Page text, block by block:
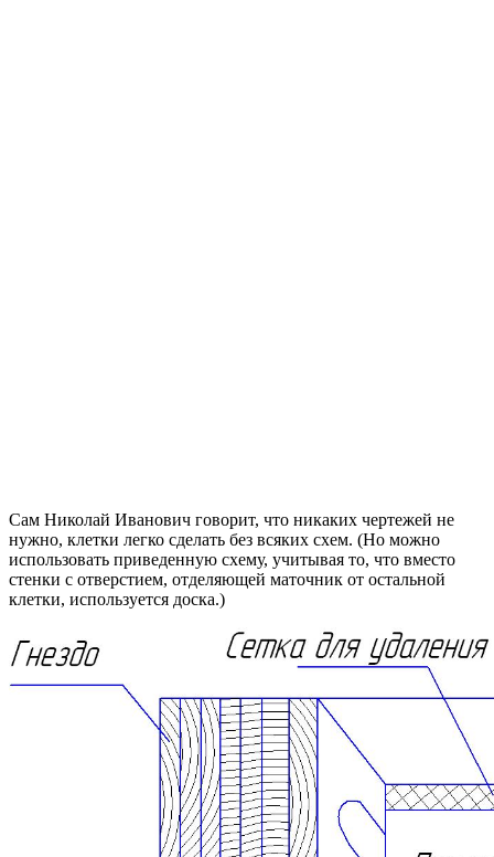
Сам Николай Иванович говорит, что никаких чертежей не
нужно, клетки легко сделать без всяких схем. (Но можно
использовать приведенную схему, учитывая то, что вместо
стенки с отверстием, отделяющей маточник от остальной
клетки, используется доска.)